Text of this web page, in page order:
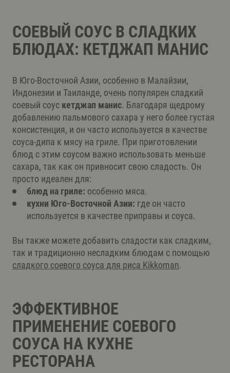
СОЕВЫЙ СОУС В СЛАДКИХ
БЛЮДАХ: КЕТДЖАП МАНИС
В Юго-Восточной Азии, особенно в Малайзии,
Индонезии и Таиланде, очень популярен сладкий
соевый соус кетджап манис. Благодаря щедрому
добавлению пальмового сахара у него более густая
консистенция, и он часто используется в качестве
соуса-дипа к мясу на гриле. При приготовлении
блюд с этим соусом важно использовать меньше
сахара, так как он привносит свою сладость. Он
просто идеален для:
блюд на гриле: особенно мяса.
кухни Юго-Восточной Азии: где он часто
используется в качестве приправы и соуса.
Вы также можете добавить сладости как сладким,
так и традиционно несладким блюдам с помощью
сладкого соевого соуса для риса Kikkoman.
ЭФФЕКТИВНОЕ
ПРИМЕНЕНИЕ СОЕВОГО
СОУСА НА КУХНЕ
РЕСТОРАНА